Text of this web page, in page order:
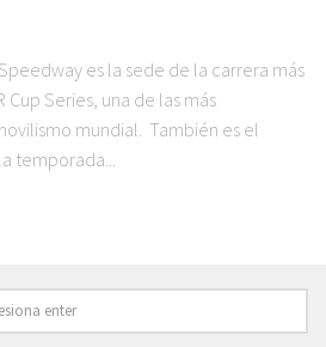
es la sede de la carrera más
Cup Series, una de las más
mundial. También es el
temporada...